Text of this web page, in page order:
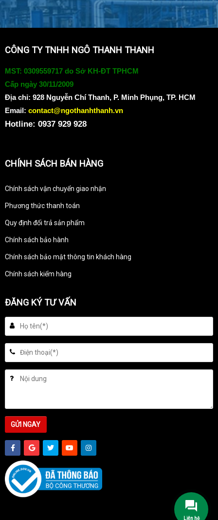
CÔNG TY TNHH NGÔ THANH THANH
MST: 0309559717 do Sở KH-ĐT TPHCM
Cấp ngày 30/11/2009
Địa chỉ: 928 Nguyễn Chí Thanh, P. Minh Phụng, TP. HCM
Email: contact@ngothanhthanh.vn
Hotline: 0937 929 928
CHÍNH SÁCH BÁN HÀNG
Chính sách vận chuyển giao nhận
Phương thức thanh toán
Quy định đổi trả sản phẩm
Chính sách bảo hành
Chính sách bảo mật thông tin khách hàng
Chính sách kiểm hàng
ĐĂNG KÝ TƯ VẤN
Liên hệ